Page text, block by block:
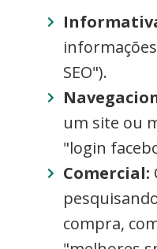
SEO").
um site ou
"login
Comercial:
compra,